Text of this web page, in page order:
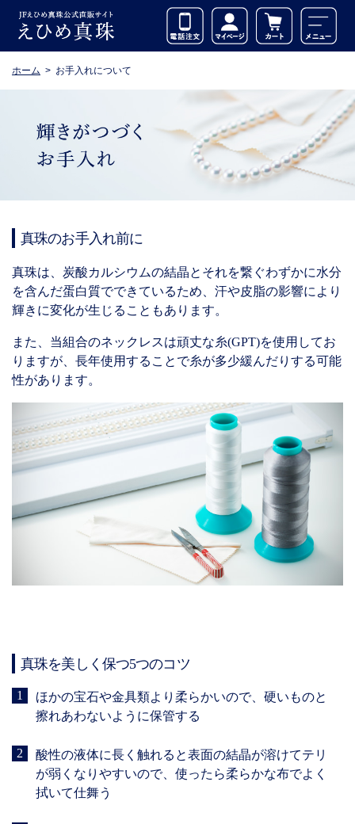
ホーム お手入れについて
真珠のお手入れ前に
真珠は、炭酸カルシウムの結晶とそれを繋ぐわずかに水分
を含んだ蛋白質でできているため、汗や皮脂の影響により
輝きに変化が生じることもあります。
また、当組合のネックレスは頑丈な糸(GPT)を使用してお
りますが、長年使用することで糸が多少緩んだりする可能
性があります。
真珠を美しく保つ5つのコツ
ほかの宝石や金具類より柔らかいので、硬いものと
擦れあわないように保管する
酸性の液体に長く触れると表面の結晶が溶けてテリ
が弱くなりやすいので、使ったら柔らかな布でよく
拭いて仕舞う